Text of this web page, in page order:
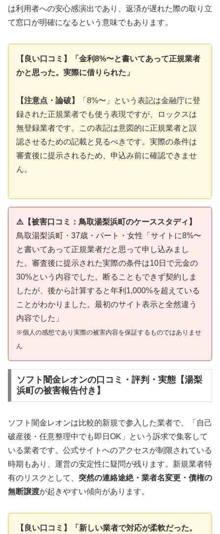
は利用者への安心感演出であり、返済が遅れた際の取り立
て窓口が明確になるという意味でもあります。
【良い口コミ】「金利8%〜と書いてあって正規業者
かと思った。実際に借りられた」
【注意点・論破】
「8%〜」という表記は金融庁に登
録された正規業者でも使う表現ですが、ロックスは
無登録業者です。この表記は意図的に正規業者と誤
認させるための記載と見るべきです。実際の条件は
審査後に提示されるため、申込み前に確認できませ
ん。
⚠️【被害口コミ：鳥取湯梨浜町のケーススタディ】
鳥取湯梨浜町・37歳・パート・女性「サイトに8%〜
と書いてあって正規業者だと思って申し込みまし
た。審査後に提示された実際の条件は10日で元金の
30%という内容でした。断ることもできず契約しま
したが、後から計算すると年利1,000%を超えている
ことがわかりました。最初のサイト表示と全然違う
内容でした」
※個人の感想であり実際の被害内容を保証するものではありませ
ん
ソフト闇金レオンの口コミ・評判・実態【湯梨
浜町の被害報告付き】
ソフト闇金レオンは比較的新規で参入した業者で、「自己
破産後・任意整理中でも即日OK」という訴求で集客して
いる業者です。公式サイトへのアクセスが制限されている
時期もあり、運営の安定性に疑問が残ります。新規業者特
有のリスクとして、 突然の連絡途絶・業者名変更・債権の
無断譲渡が起きやすい傾向があります。
【良い口コミ】「新しい業者で対応が柔軟だった。